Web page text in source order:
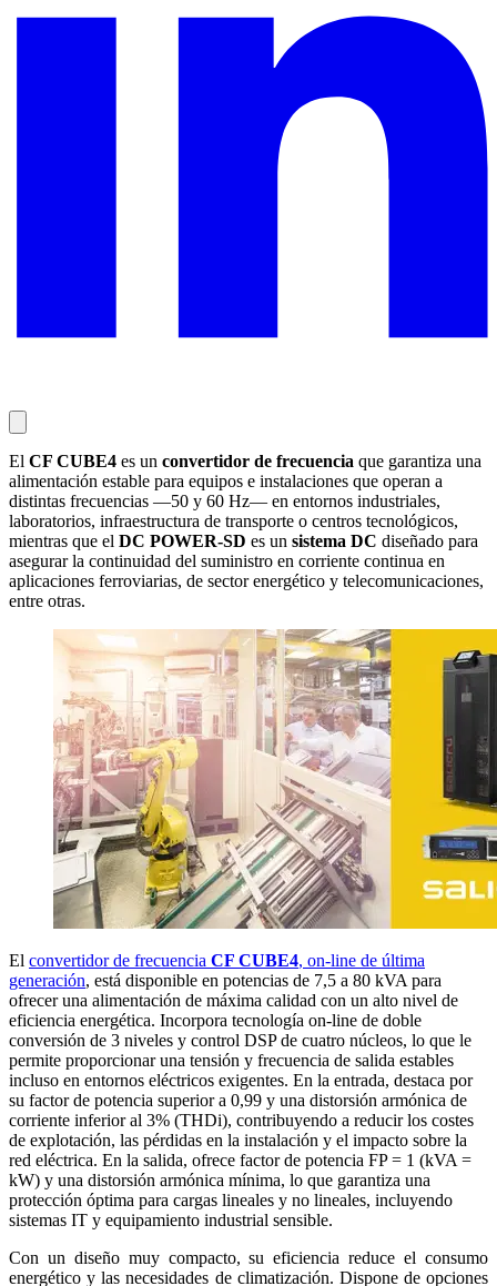
El CF CUBE4 es un convertidor de frecuencia que garantiza una
alimentación estable para equipos e instalaciones que operan a
distintas frecuencias —50 y 60 Hz— en entornos industriales,
laboratorios, infraestructura de transporte o centros tecnológicos,
mientras que el DC POWER-SD es un sistema DC diseñado para
asegurar la continuidad del suministro en corriente continua en
aplicaciones ferroviarias, de sector energético y telecomunicaciones,
entre otras.
El convertidor de frecuencia CF CUBE4, on-line de última
generación, está disponible en potencias de 7,5 a 80 kVA para
ofrecer una alimentación de máxima calidad con un alto nivel de
eficiencia energética. Incorpora tecnología on-line de doble
conversión de 3 niveles y control DSP de cuatro núcleos, lo que le
permite proporcionar una tensión y frecuencia de salida estables
incluso en entornos eléctricos exigentes. En la entrada, destaca por
su factor de potencia superior a 0,99 y una distorsión armónica de
corriente inferior al 3% (THDi), contribuyendo a reducir los costes
de explotación, las pérdidas en la instalación y el impacto sobre la
red eléctrica. En la salida, ofrece factor de potencia FP = 1 (kVA =
kW) y una distorsión armónica mínima, lo que garantiza una
protección óptima para cargas lineales y no lineales, incluyendo
sistemas IT y equipamiento industrial sensible.
Con un diseño muy compacto, su eficiencia reduce el consumo
energético y las necesidades de climatización. Dispone de opciones